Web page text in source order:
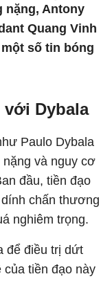
nặng, Antony
Quang Vinh
số tin bóng
Dybala
Paulo Dybala
và nguy cơ
đầu, tiền đạo
chấn thương
nghiêm trọng.
để điều trị dứt
tiền đạo này